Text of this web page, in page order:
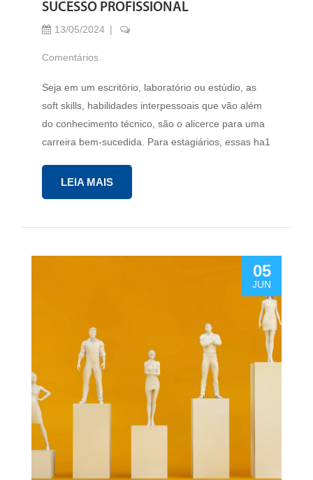
SUCESSO PROFISSIONAL
13/05/2024
Comentários
Seja em um escritório, laboratório ou estúdio, as
soft skills, habilidades interpessoais que vão além
do conhecimento técnico, são o alicerce para uma
carreira bem-sucedida. Para estagiários, essas ha1
LEIA MAIS
05
JUN